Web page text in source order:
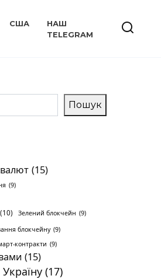
США
НАШ
TELEGRAM
Пошук
(15)
(9)
(10) Зелений блокчейн (9)
блокчейну (9)
контракти (9)
(15)
(17)